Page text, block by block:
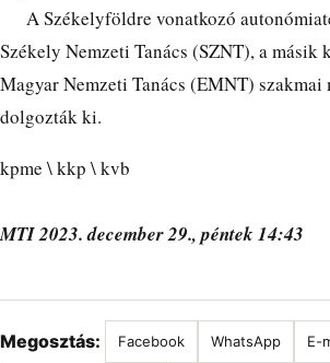
A Székelyföldre vonatkozó
Székely Nemzeti Tanács (SZNT), a másik
Magyar Nemzeti Tanács (EMNT) szakmai
dolgozták ki.
kpme \ kkp \ kvb
MTI 2023. december 29., péntek 14:43
Megosztás: Facebook WhatsApp E-